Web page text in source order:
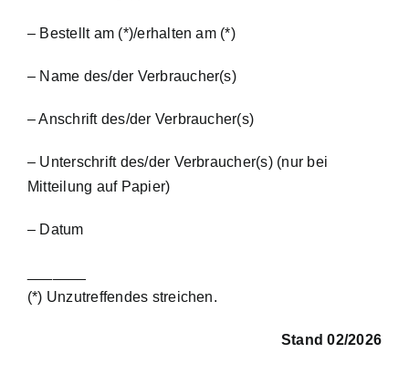
– Bestellt am (*)/erhalten am (*)
– Name des/der Verbraucher(s)
– Anschrift des/der Verbraucher(s)
– Unterschrift des/der Verbraucher(s) (nur bei
Mitteilung auf Papier)
– Datum
(*) Unzutreffendes streichen.
Stand 02/2026